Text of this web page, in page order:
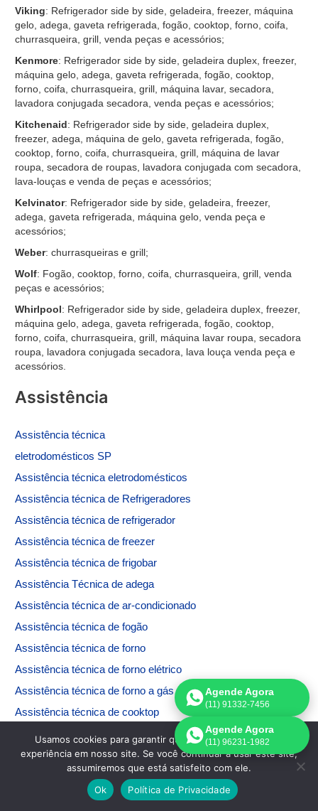
Viking: Refrigerador side by side, geladeira, freezer, máquina
gelo, adega, gaveta refrigerada, fogão, cooktop, forno, coifa,
churrasqueira, grill, venda peças e acessórios;
Kenmore: Refrigerador side by side, geladeira duplex, freezer,
máquina gelo, adega, gaveta refrigerada, fogão, cooktop,
forno, coifa, churrasqueira, grill, máquina lavar, secadora,
lavadora conjugada secadora, venda peças e acessórios;
Kitchenaid: Refrigerador side by side, geladeira duplex,
freezer, adega, máquina de gelo, gaveta refrigerada, fogão,
cooktop, forno, coifa, churrasqueira, grill, máquina de lavar
roupa, secadora de roupas, lavadora conjugada com secadora,
lava-louças e venda de peças e acessórios;
Kelvinator: Refrigerador side by side, geladeira, freezer,
adega, gaveta refrigerada, máquina gelo, venda peça e
acessórios;
Weber: churrasqueiras e grill;
Wolf: Fogão, cooktop, forno, coifa, churrasqueira, grill, venda
peças e acessórios;
Whirlpool: Refrigerador side by side, geladeira duplex, freezer,
máquina gelo, adega, gaveta refrigerada, fogão, cooktop,
forno, coifa, churrasqueira, grill, máquina lavar roupa, secadora
roupa, lavadora conjugada secadora, lava louça venda peça e
acessórios.
Assistência
Assistênciatécnica
eletrodomésticos SP
Assistência técnica eletrodomésticos
Assistência técnica de Refrigeradores
Assistência técnica de refrigerador
Assistência técnica de freezer
Assistência técnica de frigobar
Assistência Técnica de adega
Assistência técnica de ar-condicionado
Assistência técnica de fogão
Assistência técnica de forno
Assistência técnica de forno elétrico
Assistência técnica de forno a gás
Assistência técnica de cooktop
Assistência técnica de microondas
Assistência técnica de máquina de lavar
Assistência técnica de máquina de secar
Assistência técnica de máquina de lavar e secar
Agende Agora
(11) 91332-7456
Agende Agora
(11) 96231-1982
Usamos cookies para garantir que oferecemos a melhor
experiência em nosso site. Se você continuar a usar este site,
assumiremos que está satisfeito com ele.
Ok
Política de Privacidade